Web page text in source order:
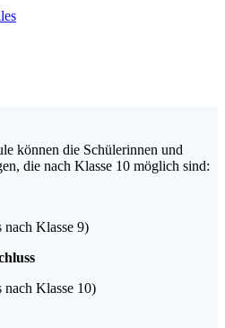
können die Schülerinnen und
die nach Klasse 10 möglich sind:
nach Klasse 9)
nach Klasse 10)